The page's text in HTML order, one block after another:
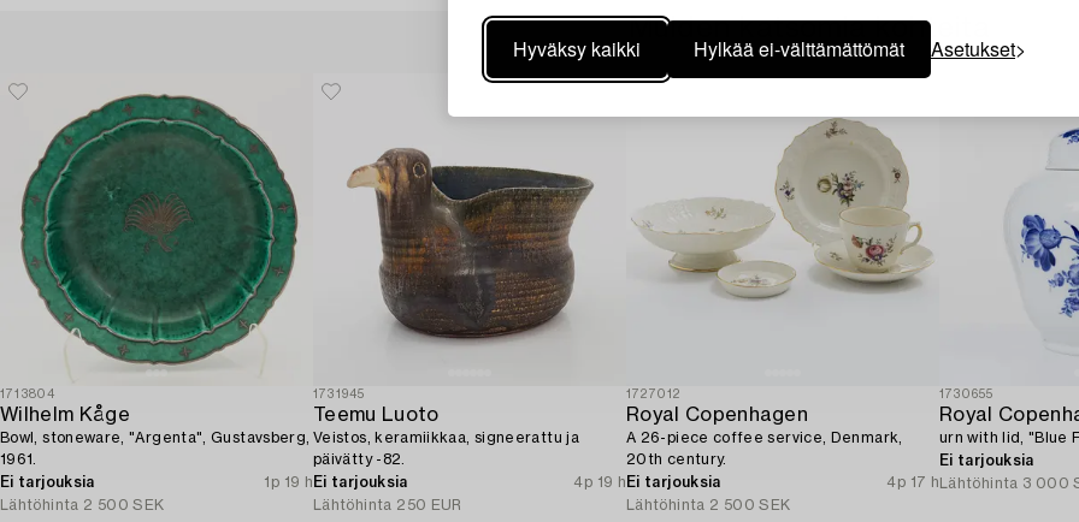
Hyväksy kaikki Hylkää ei-välttämättömät Asetukset
Muiden katsomia kohteita
1713804
Wilhelm Kåge
Bowl, stoneware, "Argenta", Gustavsberg,
1961.
Ei tarjouksia
1p 19 h
Lähtöhinta 2 500 SEK
1731945
Teemu Luoto
Veistos, keramiikkaa, signeerattu ja
päivätty -82.
Ei tarjouksia
4p 19 h
Lähtöhinta 250 EUR
1727012
Royal Copenhagen
A 26-piece coffee service, Denmark,
20th century.
Ei tarjouksia
4p 17 h
Lähtöhinta 2 500 SEK
1730655
Royal
urn with lid, "Blue
Ei tarjouksia
Lähtöhinta 3 000